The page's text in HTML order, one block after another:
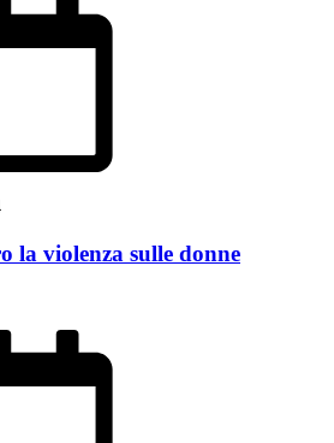
la violenza sulle donne